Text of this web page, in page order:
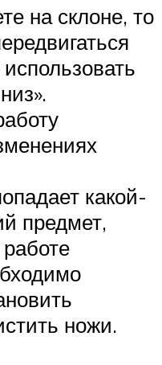
на склоне, то
какой-
предмет,
ножи.